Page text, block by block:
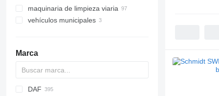
maquinaria de limpieza viaria
barredoras
quitanieves
limpiadoras de playa
esparcidores remolcados
vehículos municipales
Marca
D-series
200 - series
A series
2-Series
A series
B-series
Nordic
BU
BPO
CK
Express
Berlingo
C-series
DAF